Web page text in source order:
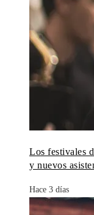
Los festivales
y nuevos
Hace 3 días